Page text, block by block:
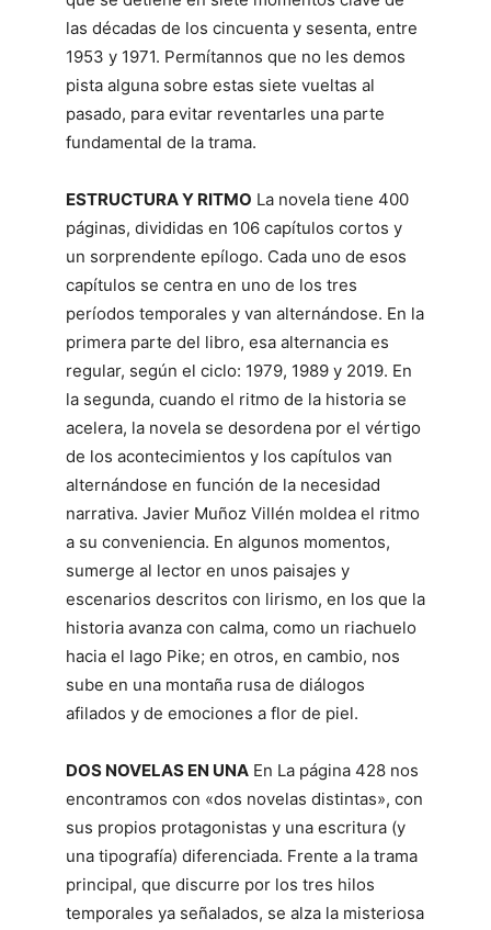
las décadas de los cincuenta y sesenta, entre
1953 y 1971. Permítannos que no les demos
pista alguna sobre estas siete vueltas al
pasado, para evitar reventarles una parte
fundamental de la trama.
ESTRUCTURA Y RITMO La novela tiene 400
páginas, divididas en 106 capítulos cortos y
un sorprendente epílogo. Cada uno de esos
capítulos se centra en uno de los tres
períodos temporales y van alternándose. En la
primera parte del libro, esa alternancia es
regular, según el ciclo: 1979, 1989 y 2019. En
la segunda, cuando el ritmo de la historia se
acelera, la novela se desordena por el vértigo
de los acontecimientos y los capítulos van
alternándose en función de la necesidad
narrativa. Javier Muñoz Villén moldea el ritmo
a su conveniencia. En algunos momentos,
sumerge al lector en unos paisajes y
escenarios descritos con lirismo, en los que la
historia avanza con calma, como un riachuelo
hacia el lago Pike; en otros, en cambio, nos
sube en una montaña rusa de diálogos
afilados y de emociones a flor de piel.
DOS NOVELAS EN UNA En La página 428 nos
encontramos con «dos novelas distintas», con
sus propios protagonistas y una escritura (y
una tipografía) diferenciada. Frente a la trama
principal, que discurre por los tres hilos
temporales ya señalados, se alza la misteriosa